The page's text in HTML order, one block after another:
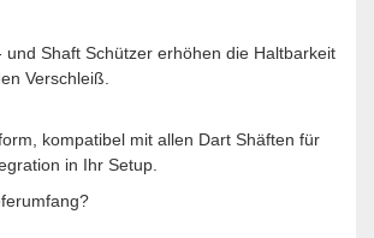
und Shaft Schützer erhöhen die Haltbarkeit
Verschleiß.
kompatibel mit allen Dart Shäften für
in Ihr Setup.